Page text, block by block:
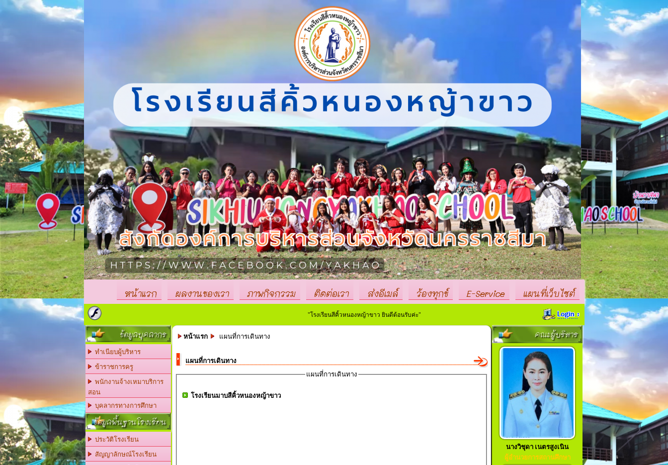
หน้าแรก ผลงานของเรา ภาพกิจกรรม ติดต่อเรา ส่งอีเมล์ ร้องทุกข์ E-Service แผนที่เว็บไซต์
"โรงเรียนสีคิ้วหนองหญ้าขาว ยินดีต้อนรับค่ะ"
ข้อมูลบุคลากร
ทำเนียบผู้บริหาร
ข้าราชการครู
พนักงานจ้างเหมาบริการ
สอน
บุคลากรทางการศึกษา
ข้อมูลพื้นฐานโรงเรียน
ประวัติโรงเรียน
สัญญาลักษณ์โรงเรียน
หน้าแรก แผนที่การเดินทาง
แผนที่การเดินทาง
แผนที่การเดินทาง
โรงเรียนมาบสีคิ้วหนองหญ้าขาว
คณะผู้บริหาร
นางวิชุดา เนตรสูงเนิน
ผู้อำนวยการสถานศึกษา